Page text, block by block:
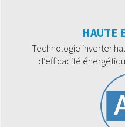
HAUTE
Technologie inverter
d’efficacité